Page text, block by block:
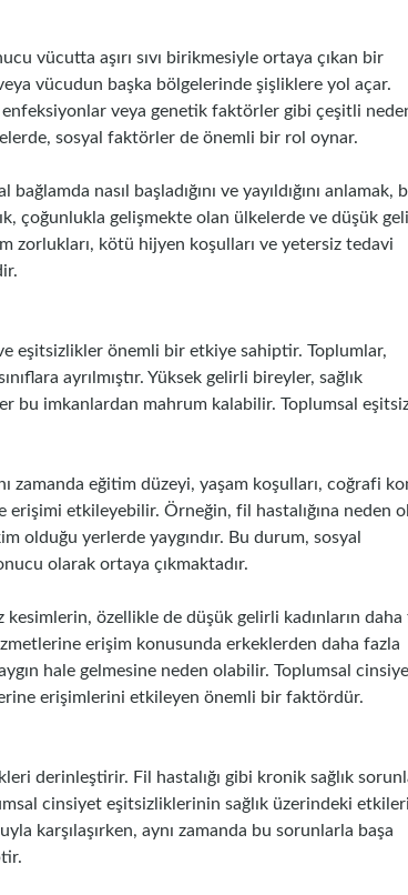
vücutta aşırı sıvı birikmesiyle ortaya çıkan bir
vücudun başka bölgelerinde şişliklere yol açar.
enfeksiyonlar veya genetik faktörler gibi çeşitli
sosyal faktörler de önemli bir rol oynar.
nasıl başladığını ve yayıldığını anlamak,
çoğunlukla gelişmekte olan ülkelerde ve düşük
zorlukları, kötü hijyen koşulları ve yetersiz tedavi
eşitsizlikler önemli bir etkiye sahiptir. Toplumlar,
ayrılmıştır. Yüksek gelirli bireyler, sağlık
bu imkanlardan mahrum kalabilir. Toplumsal
zamanda eğitim düzeyi, yaşam koşulları, coğrafi
etkileyebilir. Örneğin, fil hastalığına neden
olduğu yerlerde yaygındır. Bu durum, sosyal
olarak ortaya çıkmaktadır.
kesimlerin, özellikle de düşük gelirli kadınların daha
erişim konusunda erkeklerden daha fazla
hale gelmesine neden olabilir. Toplumsal
erişimlerini etkileyen önemli bir faktördür.
derinleştirir. Fil hastalığı gibi kronik sağlık
cinsiyet eşitsizliklerinin sağlık üzerindeki
karşılaşırken, aynı zamanda bu sorunlarla başa